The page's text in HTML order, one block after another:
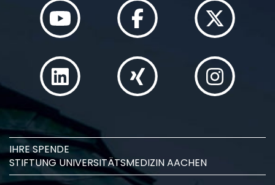
IHRE SPENDE
STIFTUNG UNIVERSITÄTSMEDIZIN AACHEN